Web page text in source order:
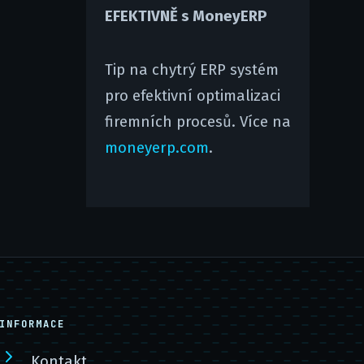
EFEKTIVNĚ s MoneyERP
Tip na chytrý ERP systém
pro efektivní optimalizaci
firemních procesů. Více na
moneyerp.com.
INFORMACE